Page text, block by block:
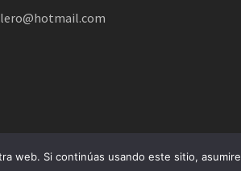
web. Si continúas usando este sitio,